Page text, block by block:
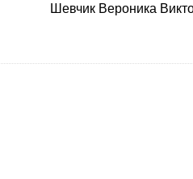
Шевчик Вероника